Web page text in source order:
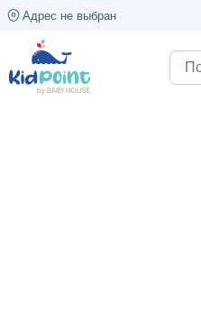
Адрес не выбран